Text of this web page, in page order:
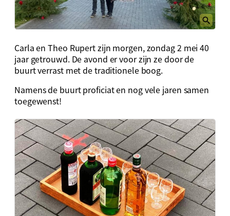
Carla en Theo Rupert zijn morgen, zondag 2 mei 40
jaar getrouwd. De avond er voor zijn ze door de
buurt verrast met de traditionele boog.
Namens de buurt proficiat en nog vele jaren samen
toegewenst!